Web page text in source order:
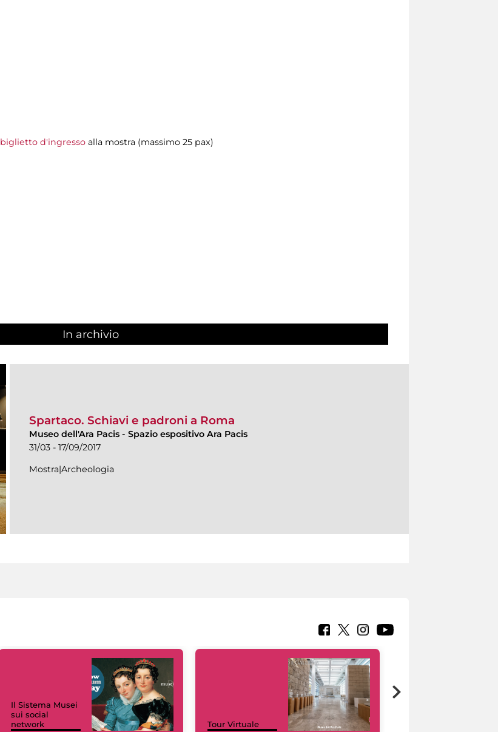
biglietto d'ingresso alla mostra (massimo 25 pax)
In archivio
Spartaco. Schiavi e padroni a Roma
Museo dell'Ara Pacis - Spazio espositivo Ara Pacis
31/03 - 17/09/2017
Mostra|Archeologia
Il Sistema Musei
sui social
network
Tour Virtuale